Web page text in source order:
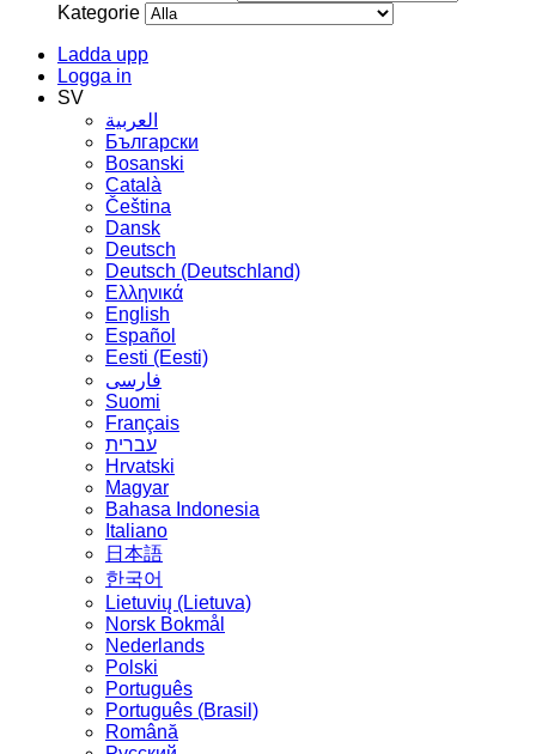
Kategorie
Ladda upp
Logga in
SV
العربية
Български
Bosanski
Сatalà
Čeština
Dansk
Deutsch
Deutsch (Deutschland)
Ελληνικά
English
Español
Eesti (Eesti)
فارسی
Suomi
Français
עברית
Hrvatski
Magyar
Bahasa Indonesia
Italiano
日本語
한국어
Lietuvių (Lietuva)
‪Norsk Bokmål‬
Nederlands
Polski
Português
Português (Brasil)
Română